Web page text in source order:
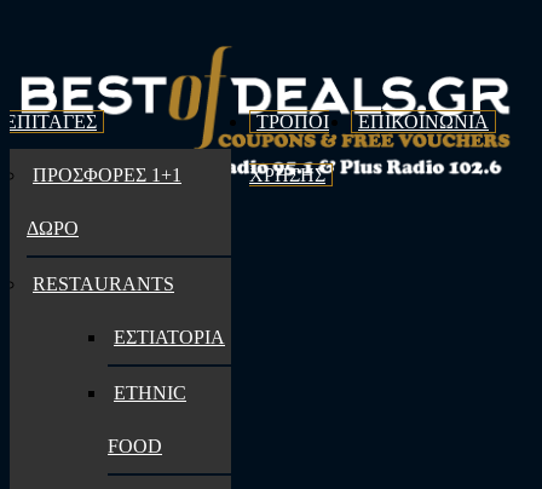
ΠΡΟΣΦΟΡΕΣ 1+1
ΔΩΡΟ
RESTAURANTS
ΕΣΤΙΑΤΟΡΙΑ
ETHNIC
FOOD
ΤΡΟΠΟΙ
ΧΡΗΣΗΣ
ΕΠΙΚΟΙΝΩΝΙΑ